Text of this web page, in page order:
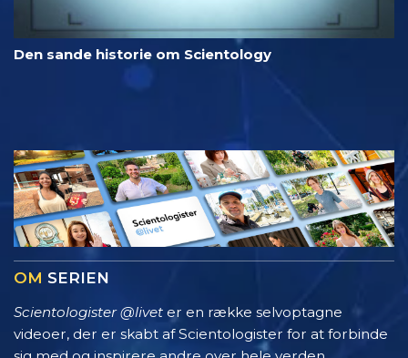
Den sande historie om Scientology
OM SERIEN
Scientologister @livet er en række selvoptagne
videoer, der er skabt af Scientologister for at forbinde